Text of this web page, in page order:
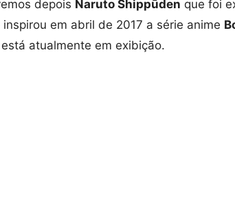
depois Naruto Shippūden que foi
inspirou em abril de 2017 a série anime
atualmente em exibição.